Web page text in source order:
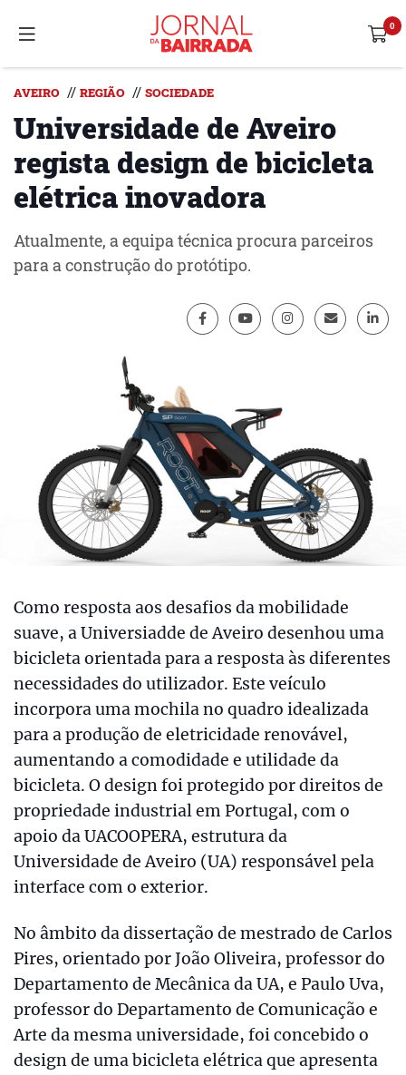
AVEIRO // REGIÃO // SOCIEDADE
Universidade de Aveiro
regista design de bicicleta
elétrica inovadora
Atualmente, a equipa técnica procura parceiros
para a construção do protótipo.
Como resposta aos desafios da mobilidade
suave, a Universiadde de Aveiro desenhou uma
bicicleta orientada para a resposta às diferentes
necessidades do utilizador. Este veículo
incorpora uma mochila no quadro idealizada
para a produção de eletricidade renovável,
aumentando a comodidade e utilidade da
bicicleta. O design foi protegido por direitos de
propriedade industrial em Portugal, com o
apoio da UACOOPERA, estrutura da
Universidade de Aveiro (UA) responsável pela
interface com o exterior.
No âmbito da dissertação de mestrado de Carlos
Pires, orientado por João Oliveira, professor do
Departamento de Mecânica da UA, e Paulo Uva,
professor do Departamento de Comunicação e
Arte da mesma universidade, foi concebido o
design de uma bicicleta elétrica que apresenta